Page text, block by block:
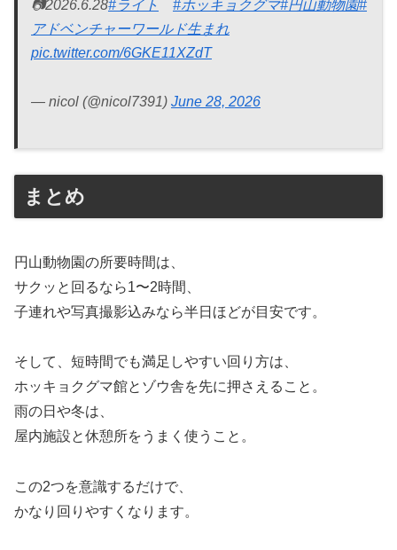
📷2026.6.28#ライト #ホッキョクグマ#円山動物園#
アドベンチャーワールド生まれ
pic.twitter.com/6GKE11XZdT
— nicol (@nicol7391) June 28, 2026
まとめ
円山動物園の所要時間は、
サクッと回るなら1〜2時間、
子連れや写真撮影込みなら半日ほどが目安です。
そして、短時間でも満足しやすい回り方は、
ホッキョクグマ館とゾウ舎を先に押さえること。
雨の日や冬は、
屋内施設と休憩所をうまく使うこと。
この2つを意識するだけで、
かなり回りやすくなります。